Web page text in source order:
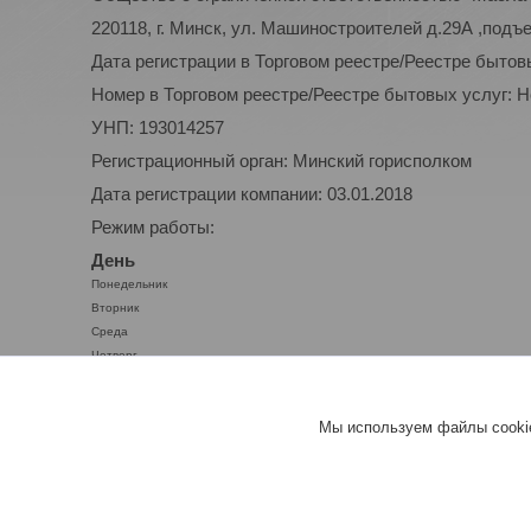
220118, г. Минск, ул. Машиностроителей д.29А
Дата регистрации в Торговом реестре/Реестре
Номер в Торговом реестре/Реестре бытовых услуг:
УНП: 193014257
Регистрационный орган: Минский горисполком
Дата регистрации компании: 03.01.2018
Режим работы:
День
Понедельник
Вторник
Среда
Четверг
Мы используем файлы